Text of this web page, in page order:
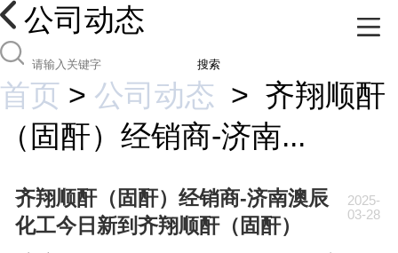
公司动态
搜索
首页 > 公司动态 > 齐翔顺酐
（固酐）经销商-济南...
齐翔顺酐（固酐）经销商-济南澳辰
化工今日新到齐翔顺酐（固酐）
2025-
03-28